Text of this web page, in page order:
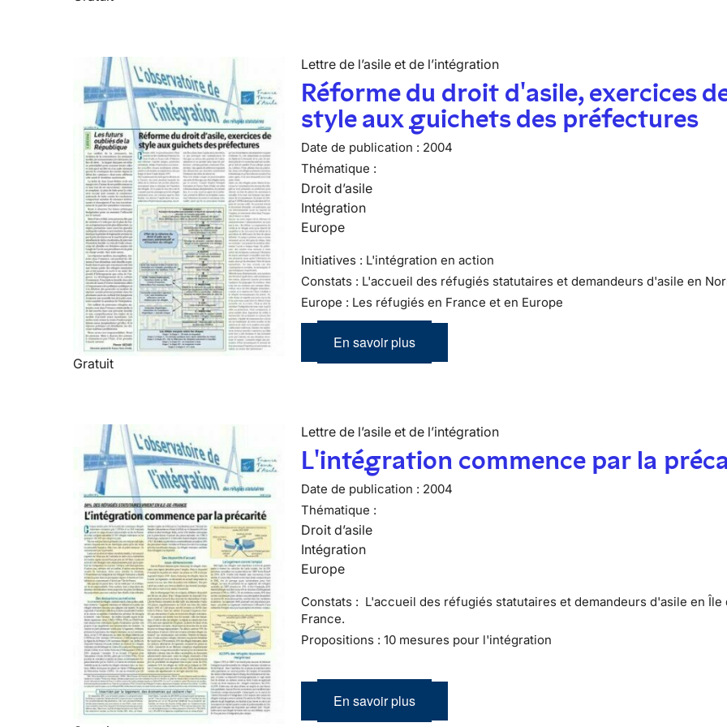
Gratuit
Lettre de l’asile et de l’intégration
Réforme du droit d'asile, exercices
style aux guichets des préfectures
Date de publication : 2004
Thématique :
Droit d’asile
Intégration
Europe
Initiatives : L'intégration en action
Constats : L'accueil des réfugiés statutaires et demandeurs d'asile en
Europe : Les réfugiés en France et en Europe
En savoir plus
Lettre de l’asile et de l’intégration
L'intégration commence par la
Date de publication : 2004
Thématique :
Droit d’asile
Intégration
Europe
Constats : L'accueil des réfugiés statutaires et demandeurs d'asile en Île
France.
Propositions : 10 mesures pour l'intégration
En savoir plus